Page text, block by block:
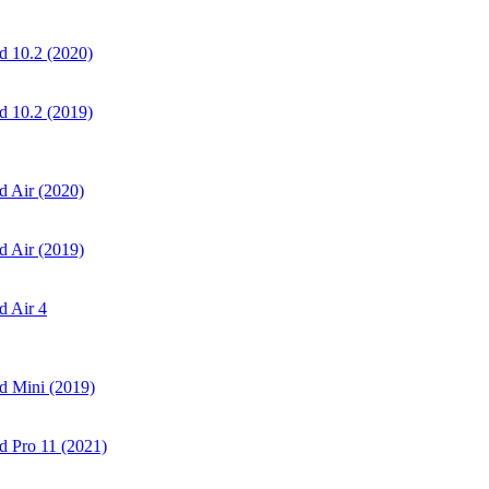
10.2 (2020)
10.2 (2019)
Air (2020)
Air (2019)
Air 4
Mini (2019)
Pro 11 (2021)